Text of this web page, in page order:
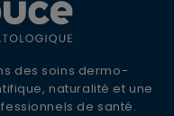
Rivadouce
d'experts, nos
des soins dermo-
naturalité et une
de santé.